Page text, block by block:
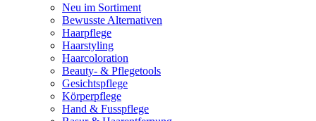
Neu im Sortiment
Bewusste Alternativen
Haarpflege
Haarstyling
Haarcoloration
Beauty- & Pflegetools
Gesichtspflege
Körperpflege
Hand & Fusspflege